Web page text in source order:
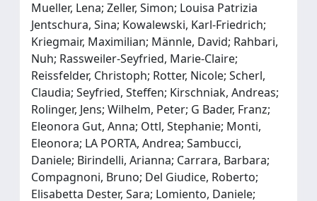
Mueller, Lena; Zeller, Simon; Louisa Patrizia
Jentschura, Sina; Kowalewski, Karl-Friedrich;
Kriegmair, Maximilian; Männle, David; Rahbari,
Nuh; Rassweiler-Seyfried, Marie-Claire;
Reissfelder, Christoph; Rotter, Nicole; Scherl,
Claudia; Seyfried, Steffen; Kirschniak, Andreas;
Rolinger, Jens; Wilhelm, Peter; G Bader, Franz;
Eleonora Gut, Anna; Ottl, Stephanie; Monti,
Eleonora; LA PORTA, Andrea; Sambucci,
Daniele; Birindelli, Arianna; Carrara, Barbara;
Compagnoni, Bruno; Del Giudice, Roberto;
Elisabetta Dester, Sara; Lomiento, Daniele;